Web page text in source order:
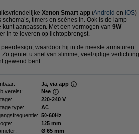
Xenon Smart app (Android en iOS)
timers en scènes in. Ook is de lamp
aanpassen. Met een vermogen van 9W
in te leveren op lichtopbrengst.
waardoor hij in de meeste armaturen
geniet u snel van slimme, veelzijdige verlichting
gewend bent.
Ja, via app
vereist:
Nee
220-240 V
type:
AC
50-60Hz
125 mm
Ø 65 mm